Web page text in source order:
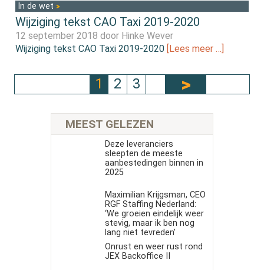
In de wet
Wijziging tekst CAO Taxi 2019-2020
12 september 2018 door Hinke Wever
Wijziging tekst CAO Taxi 2019-2020 [Lees meer …]
1 2 3
MEEST GELEZEN
Deze leveranciers
sleepten de meeste
aanbestedingen binnen in
2025
Maximilian Krijgsman, CEO
RGF Staffing Nederland:
‘We groeien eindelijk weer
stevig, maar ik ben nog
lang niet tevreden’
Onrust en weer rust rond
JEX Backoffice II